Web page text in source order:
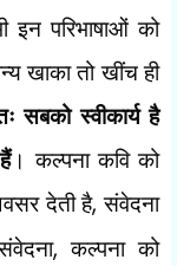
इन परिभाषाओं को
खाका तो खींच ही
सबको स्वीकार्य है
। कल्पना कवि को
देती है,संवेदना
,कल्पना को